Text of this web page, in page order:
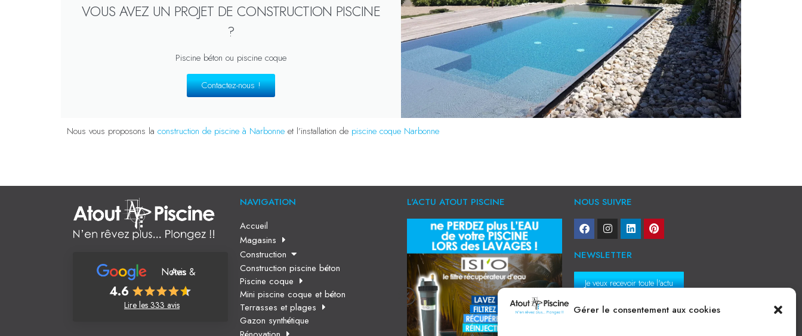
Gérer le consentement aux cookies
VOUS AVEZ UN PROJET DE CONSTRUCTION PISCINE
?
Piscine béton ou piscine coque
Contactez-nous !
Nous vous proposons la construction de piscine à Narbonne et l’installation de piscine coque Narbonne
Notes & Avis
4.6
Lire les 333 avis
NAVIGATION
Accueil
Magasins
Construction
Construction piscine béton
Piscine coque
Mini piscine coque et béton
Terrasses et plages
Gazon synthétique
L'ACTU ATOUT PISCINE NOUS SUIVRE
NEWSLETTER
Je veux recevoir toute l'actu
NOS SERVICES